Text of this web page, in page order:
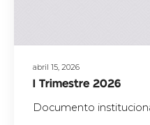
abril 15, 2026
I Trimestre 2026
Documento